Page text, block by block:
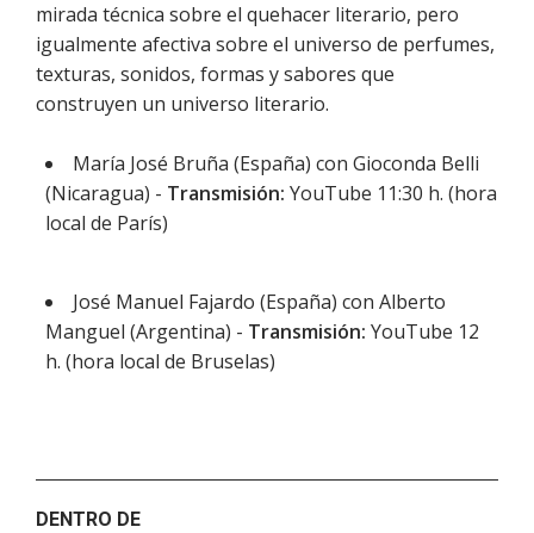
mirada técnica sobre el quehacer literario, pero
igualmente afectiva sobre el universo de perfumes,
texturas, sonidos, formas y sabores que
construyen un universo literario.
María José Bruña (España) con Gioconda Belli
(Nicaragua) - Transmisión: YouTube 11:30 h. (hora
local de París)
José Manuel Fajardo (España) con Alberto
Manguel (Argentina) - Transmisión: YouTube 12
h. (hora local de Bruselas)
DENTRO DE